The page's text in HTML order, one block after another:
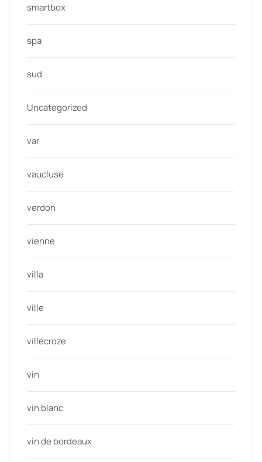
smartbox
spa
sud
Uncategorized
var
vaucluse
verdon
vienne
villa
ville
villecroze
vin
vin blanc
vin de bordeaux